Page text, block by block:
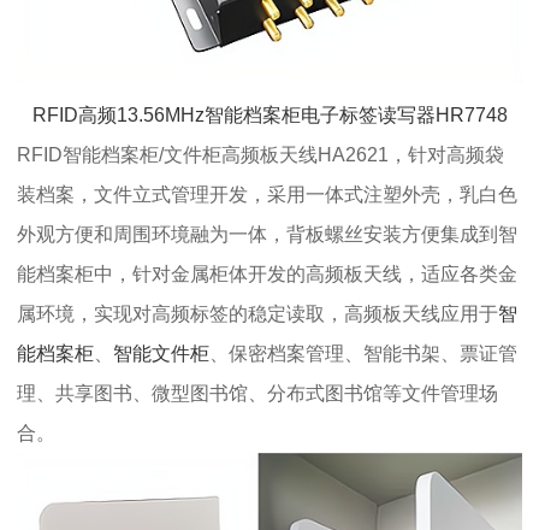
RFID高频13.56MHz智能档案柜电子标签读写器HR7748
RFID智能档案柜/文件柜高频板天线HA2621，针对高频袋
装档案，文件立式管理开发，采用一体式注塑外壳，乳白色
外观方便和周围环境融为一体，背板螺丝安装方便集成到智
能档案柜中，针对金属柜体开发的高频板天线 ，适应各类金
属环境，实现对高频标签的稳定读取， 高频板天线应用于智
能档案柜
智能文件柜 、保密档案管理、智能书架、票证管
理、共享图书、微型图书馆、分布式图书馆等文件管理场
合。